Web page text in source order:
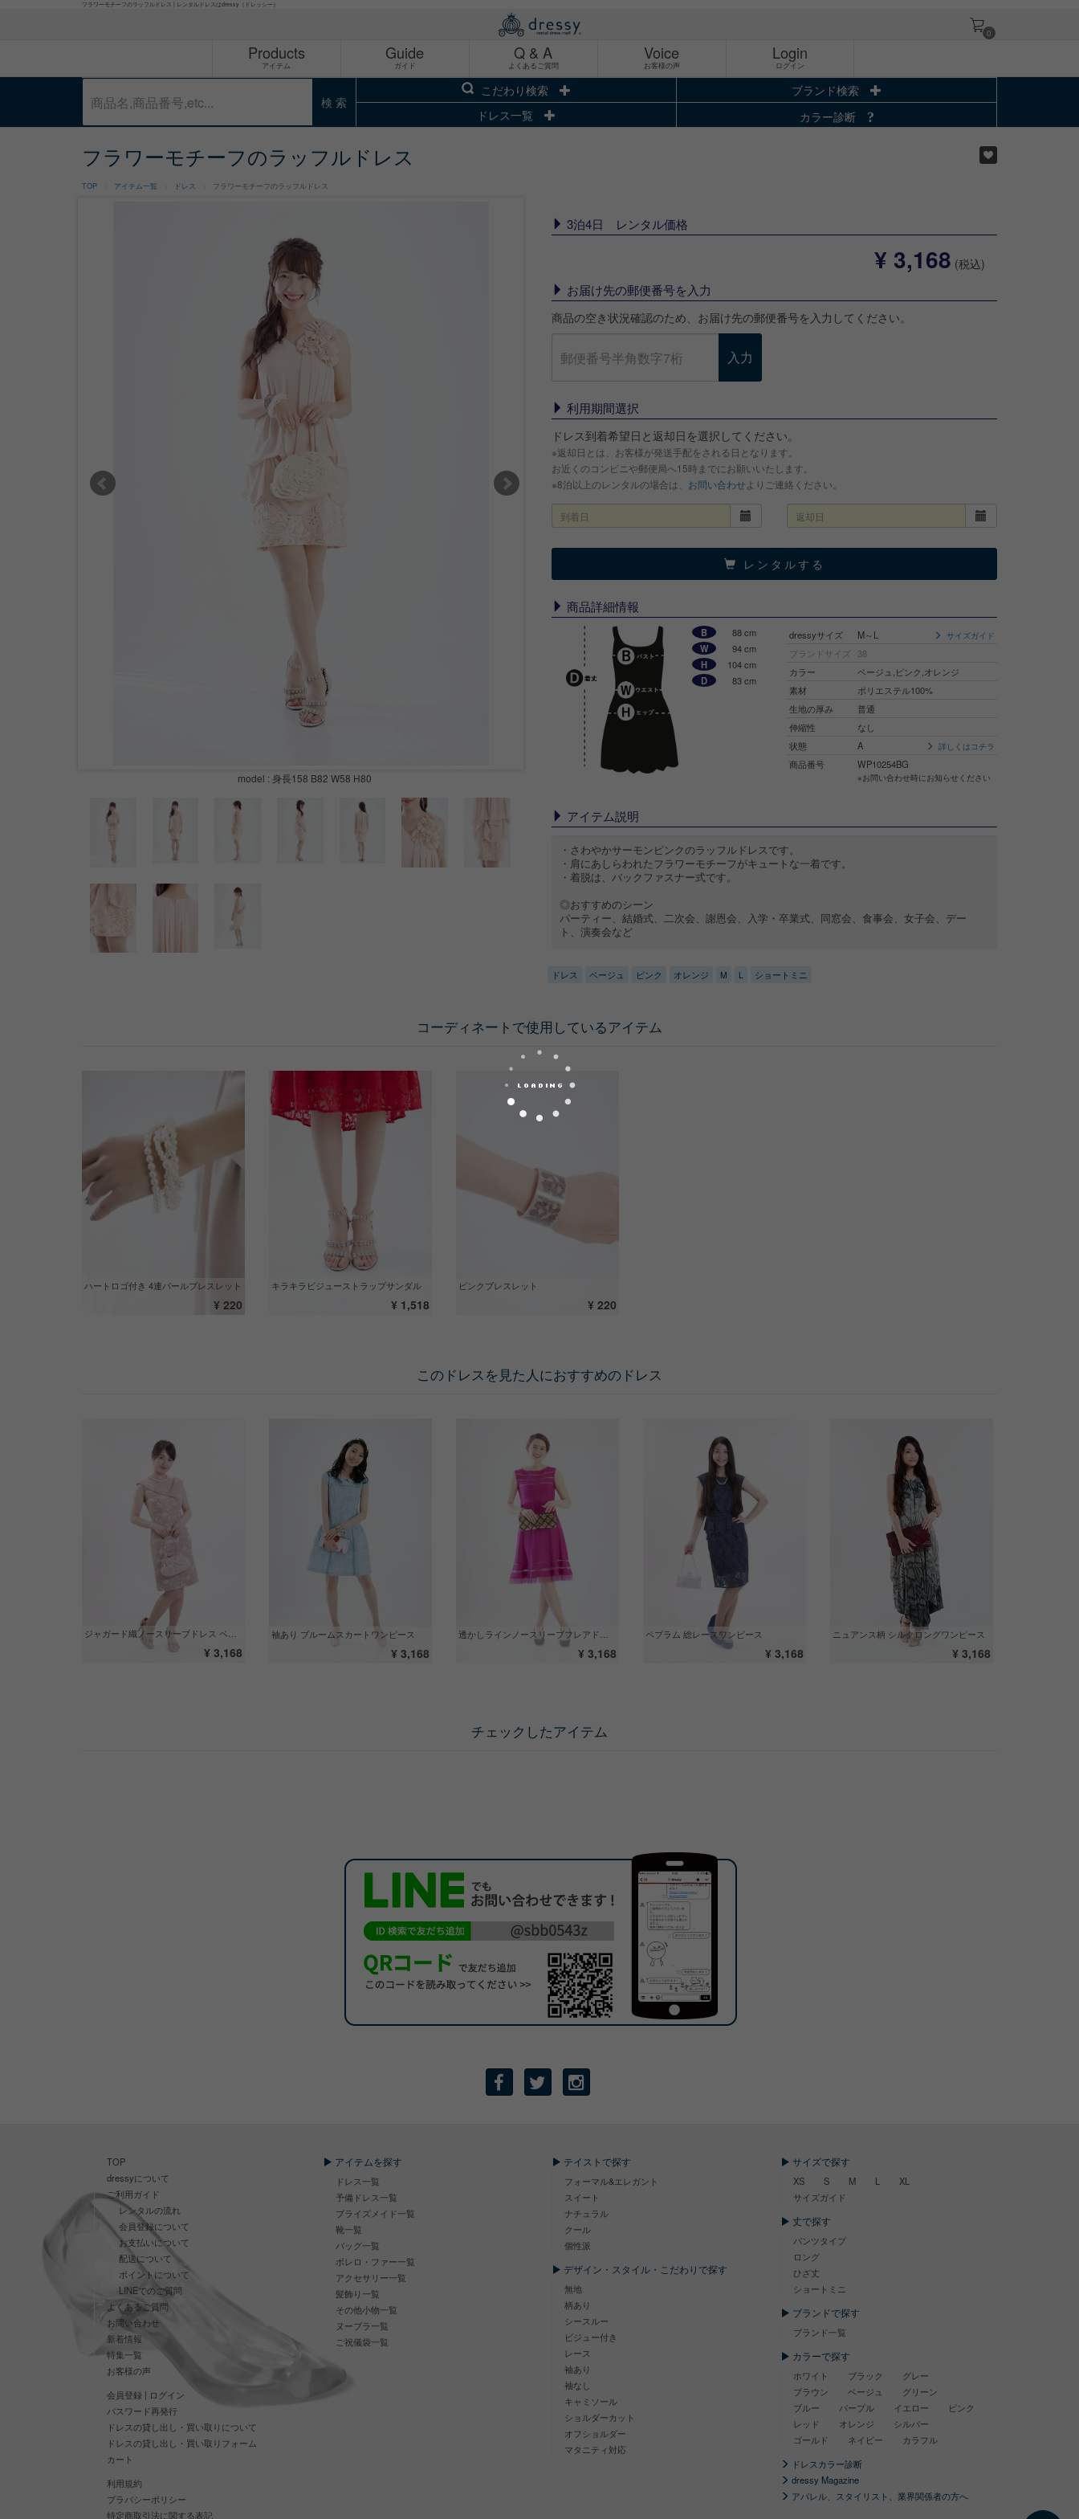
フラワーモチーフのラッフルドレス | レンタルドレスはdressy（ドレッシー）
0
Products
アイテム
Guide
ガイド
Q & A
よくあるご質問
Voice
お客様の声
Login
ログイン
検 索
こだわり検索
ブランド検索
ドレス一覧
カラー診断
フラワーモチーフのラッフルドレス
TOP アイテム一覧 ドレス フラワーモチーフのラッフルドレス
model : 身長158 B82 W58 H80
3泊4日 レンタル価格
¥ 3,168 (税込)
お届け先の郵便番号を入力
商品の空き状況確認のため、お届け先の郵便番号を入力してください。
入力
利用期間選択
ドレス到着希望日と返却日を選択してください。
※返却日とは、お客様が発送手配をされる日となります。
お近くのコンビニや郵便局へ15時までにお願いいたします。
※8泊以上のレンタルの場合は、 お問い合わせ よりご連絡ください。
レンタルする
商品詳細情報
B
88 cm
W
94 cm
H
104 cm
D
83 cm
dressyサイズ M～L サイズガイド
ブランドサイズ
38
カラー
ベージュ,ピンク,オレンジ
素材
ポリエステル100%
生地の厚み
普通
伸縮性
なし
状態
A 詳しくはコチラ
商品番号 WP10254BG
※お問い合わせ時にお知らせください
アイテム説明
・さわやかサーモンピンクのラッフルドレスです。
・肩にあしらわれたフラワーモチーフがキュートな一着です。
・着脱は、バックファスナー式です。
◎おすすめのシーン
パーティー、結婚式、二次会、謝恩会、入学・卒業式、同窓会、食事会、女子会、デー
ト、演奏会など
ドレス ベージュ ピンク オレンジ M L ショートミニ
コーディネートで使用しているアイテム
ハートロゴ付き 4連パールブレスレット
¥ 220
キラキラビジューストラップサンダル
¥ 1,518
ピンクブレスレット
¥ 220
このドレスを見た人におすすめのドレス
¥ 3,168
袖あり ブルームスカートワンピース
¥ 3,168 ¥ 3,168
ペプラム 総レースワンピース
¥ 3,168
ニュアンス柄 シルクロングワンピース
¥ 3,168
チェックしたアイテム
TOP
dressyについて
ご利用ガイド
レンタルの流れ
会員登録について
お支払いについて
配送について
ポイントについて
LINEでのご質問
よくあるご質問
お問い合わせ
新着情報
特集一覧
お客様の声
会員登録 | ログイン
パスワード再発行
ドレスの貸し出し・買い取りについて
ドレスの貸し出し・買い取りフォーム
カート
利用規約
プラバシーポリシー
特定商取引法に関する表記
アイテムを探す
ドレス一覧
予備ドレス一覧
ブライズメイド一覧
靴一覧
バッグ一覧
ボレロ・ファー一覧
アクセサリー一覧
髪飾り一覧
その他小物一覧
ヌーブラ一覧
ご祝儀袋一覧
テイストで探す
フォーマル&エレガント
スイート
ナチュラル
クール
個性派
デザイン・スタイル・こだわりで探す
無地
柄あり
シースルー
ビジュー付き
レース
袖あり
袖なし
キャミソール
ショルダーカット
オフショルダー
マタニティ対応
サイズで探す
XS S M L
XL
サイズガイド
丈で探す
パンツタイプ
ロング
ひざ丈
ショートミニ
ブランドで探す
ブランド一覧
カラーで探す
ホワイト ブラック
グレー
ブラウン
ベージュ
グリーン
ブルー
パープル イエロー
ピンク
レッド
オレンジ
シルバー
ゴールド
ネイビー
カラフル
ドレスカラー診断
dressy Magazine
アパレル、スタイリスト、業界関係者の方へ